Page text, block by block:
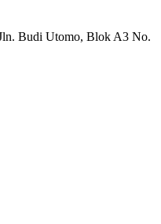
Budi Utomo, Blok A3 No.